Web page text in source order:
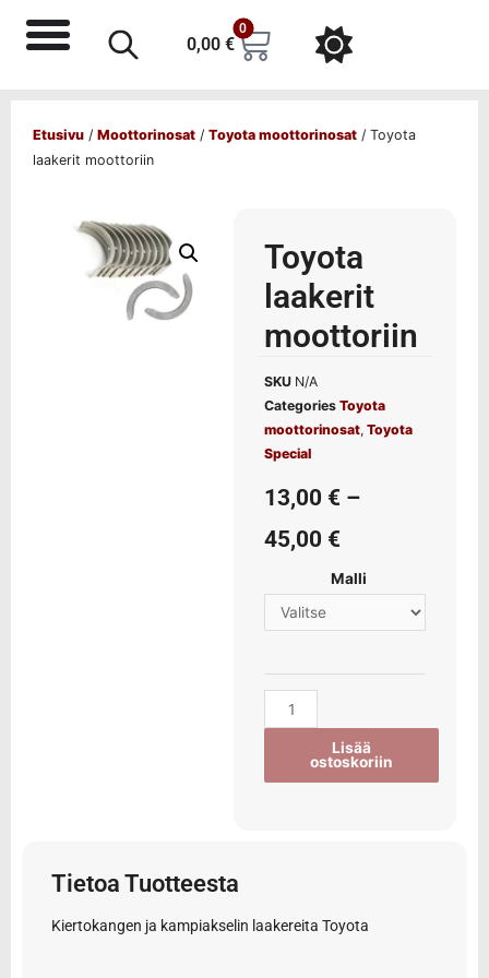
0,00 €
0
Etusivu / Moottorinosat / Toyota moottorinosat / Toyota
laakerit moottoriin
Toyota
laakerit
moottoriin
SKU N/A
Categories Toyota
moottorinosat, Toyota
Special
13,00 € –
45,00 €
Malli
Lisää
ostoskoriin
Tietoa Tuotteesta
Kiertokangen ja kampiakselin laakereita Toyota